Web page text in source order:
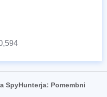
SpyHunterja: Pomembni